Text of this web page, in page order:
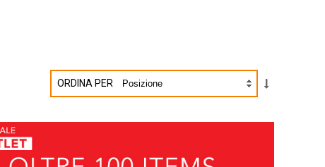
ORDINA PER